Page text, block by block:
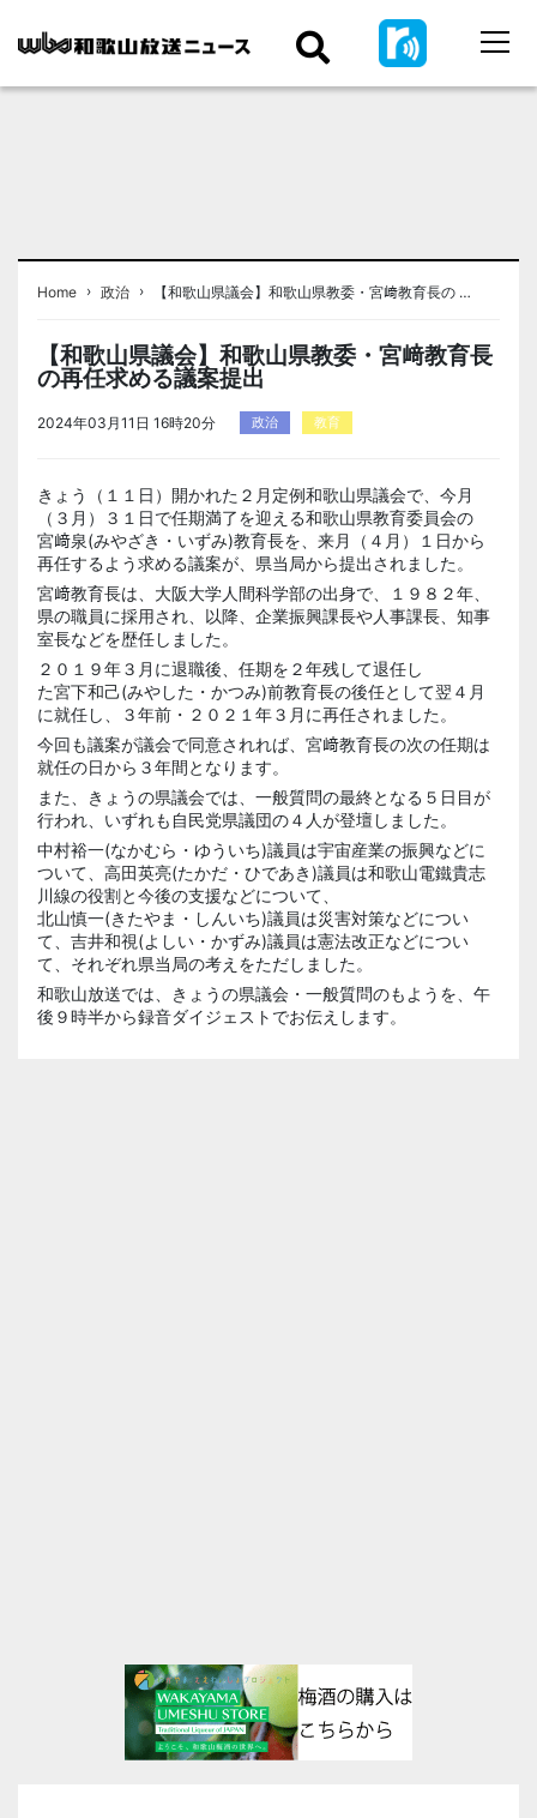
Home › 政治 › 【和歌山県議会】和歌山県教委・宮﨑教育長の …
【和歌山県議会】和歌山県教委・宮﨑教育長
の再任求める議案提出
2024年03月11日 16時20分 政治 教育
きょう（１１日）開かれた２月定例和歌山県議会で、今月
（３月）３１日で任期満了を迎える和歌山県教育委員会の
宮﨑泉(みやざき・いずみ)教育長を、来月（４月）１日から
再任するよう求める議案が、県当局から提出されました。
宮﨑教育長は、大阪大学人間科学部の出身で、１９８２年、
県の職員に採用され、以降、企業振興課長や人事課長、知事
室長などを歴任しました。
２０１９年３月に退職後、任期を２年残して退任し
た宮下和己(みやした・かつみ)前教育長の後任として翌４月
に就任し、３年前・２０２１年３月に再任されました。
今回も議案が議会で同意されれば、宮﨑教育長の次の任期は
就任の日から３年間となります。
また、きょうの県議会では、一般質問の最終となる５日目が
行われ、いずれも自民党県議団の４人が登壇しました。
中村裕一(なかむら・ゆういち)議員は宇宙産業の振興などに
ついて、 高田英亮(たかだ・ひであき)議員は和歌山電鐵貴志
川線の役割と今後の支援などについて、
北山慎一(きたやま・しんいち)議員は災害対策などについ
て、 吉井和視(よしい・かずみ)議員は憲法改正などについ
て、それぞれ県当局の考えをただしました。
和歌山放送では、きょうの県議会・一般質問のもようを、午
後９時半から録音ダイジェストでお伝えします。